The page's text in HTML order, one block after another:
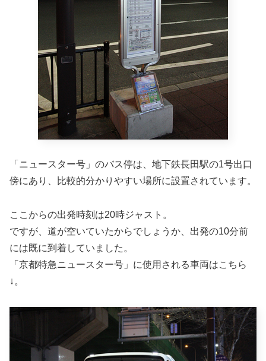
「ニュースター号」のバス停は、地下鉄長田駅の1号出口
傍にあり、比較的分かりやすい場所に設置されています。
ここからの出発時刻は20時ジャスト。
ですが、道が空いていたからでしょうか、出発の10分前
には既に到着していました。
「京都特急ニュースター号」に使用される車両はこちら
↓。